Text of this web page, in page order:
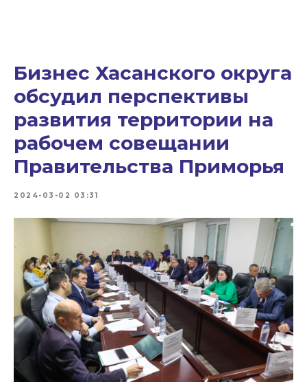
Бизнес Хасанского округа
обсудил перспективы
развития территории на
рабочем совещании
Правительства Приморья
2024-03-02 03:31